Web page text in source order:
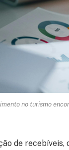
no turismo
de